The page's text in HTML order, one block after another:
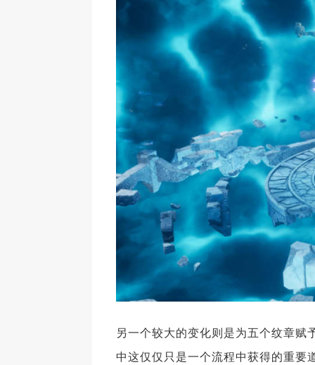
另一个较大的变化则是为五个纹章
中这仅仅只是一个流程中获得的重要